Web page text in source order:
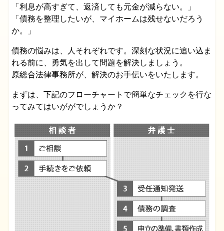
「利息が高すぎて、返済しても元金が減らない。」
「債務を整理したいが、マイホームは残せないだろう
か。」
債務の悩みは、人それぞれです。深刻な状況に追い込ま
れる前に、勇気を出して問題を解決しましょう。
原総合法律事務所が、解決のお手伝いをいたします。
まずは、下記のフローチャートで簡単なチェックを行な
ってみてはいががでしょうか？